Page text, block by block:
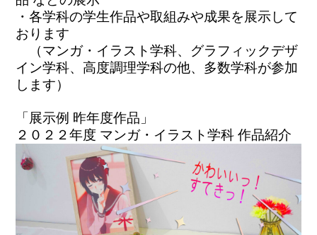
・各学科の学生作品や取組みや成果を展示して
おります
（マンガ・イラスト学科、グラフィックデザ
イン学科、高度調理学科の他、多数学科が参加
します）
「展示例 昨年度作品」
２０２２年度 マンガ・イラスト学科 作品紹介